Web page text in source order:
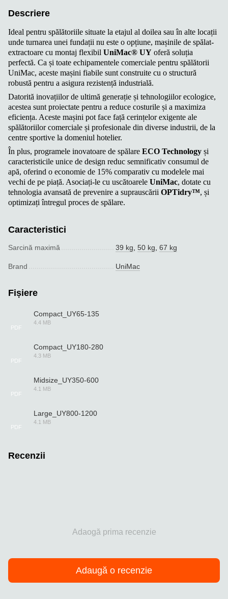
Descriere
Ideal pentru spălătoriile situate la etajul al doilea sau în alte locații
unde turnarea unei fundații nu este o opțiune, mașinile de spălat-
extractoare cu montaj flexibil UniMac® UY oferă soluția
perfectă. Ca și toate echipamentele comerciale pentru spălătorii
UniMac, aceste mașini fiabile sunt construite cu o structură
robustă pentru a asigura rezistență industrială.
Datorită inovațiilor de ultimă generație și tehnologiilor ecologice,
acestea sunt proiectate pentru a reduce costurile și a maximiza
eficiența. Aceste mașini pot face față cerințelor exigente ale
spălătoriilor comerciale și profesionale din diverse industrii, de la
centre sportive la domeniul hotelier.
În plus, programele inovatoare de spălare ECO Technology și
caracteristicile unice de design reduc semnificativ consumul de
apă, oferind o economie de 15% comparativ cu modelele mai
vechi de pe piață. Asociați-le cu uscătoarele UniMac, dotate cu
tehnologia avansată de prevenire a suprauscării OPTidry™, și
optimizați întregul proces de spălare.
Caracteristici
Sarcină maximă 39 kg 50 kg 67 kg
Brand UniMac
Fișiere
PDF
Compact_UY65-135
4.4 MB
PDF
Compact_UY180-280
4.3 MB
PDF
Midsize_UY350-600
4.1 MB
PDF
Large_UY800-1200
4.1 MB
Recenzii
Adaogă prima recenzie
Adaugă o recenzie